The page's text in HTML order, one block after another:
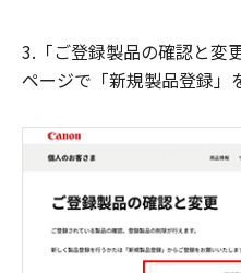
3.「ご登録製品の確認と変更
ページで「新規製品登録」